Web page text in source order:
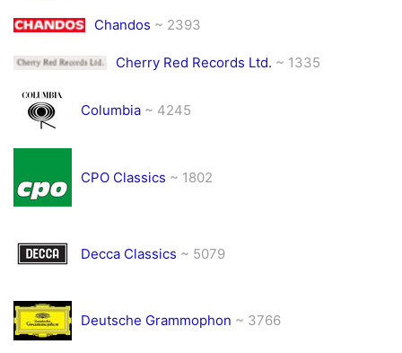
Chandos ~ 2393
Cherry Red Records Ltd. ~ 1335
Columbia ~ 4245
CPO Classics ~ 1802
Decca Classics ~ 5079
Deutsche Grammophon ~ 3766